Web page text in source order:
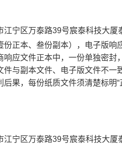
江宁区万泰路39号宸泰科技大厦
正本、叁份副本），电子版响
应文件正本中，一份单独密封
与副本文件、电子版文件不一
果，每份纸质文件须清楚标明“
江宁区万泰路39号宸泰科技大厦